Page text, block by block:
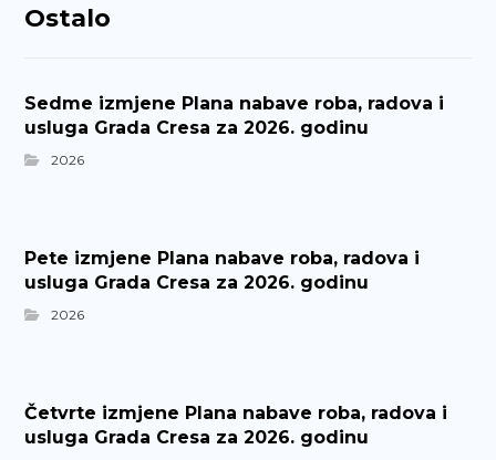
Ostalo
Sedme izmjene Plana nabave roba, radova i
usluga Grada Cresa za 2026. godinu
2026
Pete izmjene Plana nabave roba, radova i
usluga Grada Cresa za 2026. godinu
2026
Četvrte izmjene Plana nabave roba, radova i
usluga Grada Cresa za 2026. godinu